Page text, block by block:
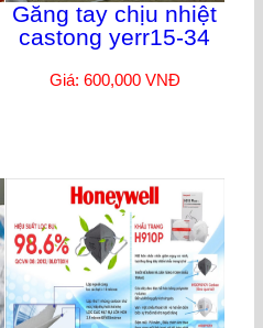
Găng tay chịu nhiệt
castong yerr15-34
Giá: 600,000 VNĐ